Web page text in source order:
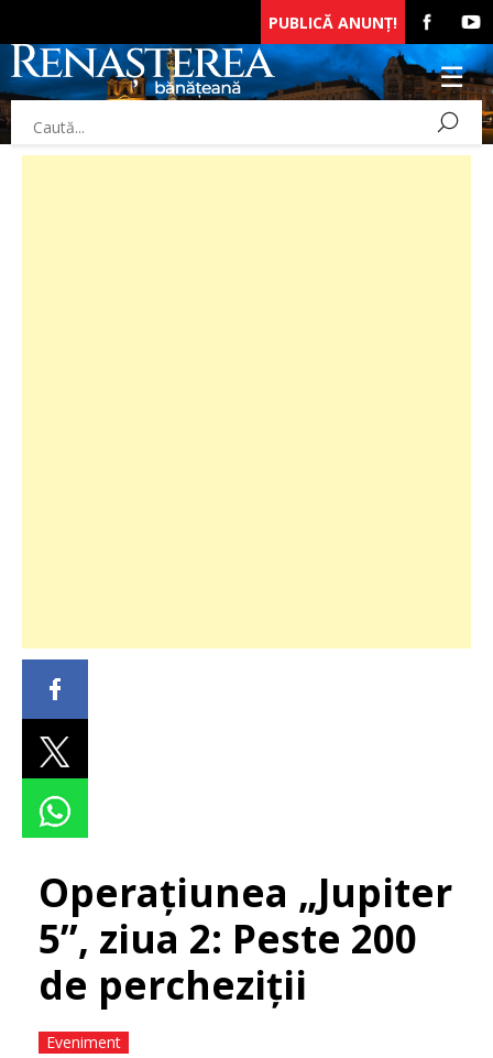
PUBLICĂ ANUNȚ!
Operațiunea „Jupiter
5”, ziua 2: Peste 200
de percheziții
Eveniment